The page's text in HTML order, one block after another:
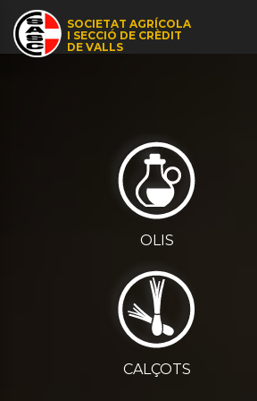
SOCIETAT AGRÍCOLA
I SECCIÓ DE CRÈDIT
DE VALLS
OLIS
CALÇOTS